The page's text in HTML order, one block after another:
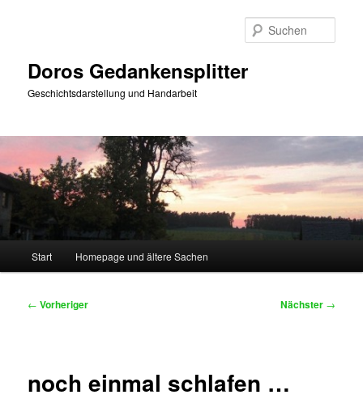
Doros Gedankensplitter
Geschichtsdarstellung und Handarbeit
Start Homepage und ältere Sachen
Beitragsnavigation
← Vorheriger Nächster →
noch einmal schlafen …